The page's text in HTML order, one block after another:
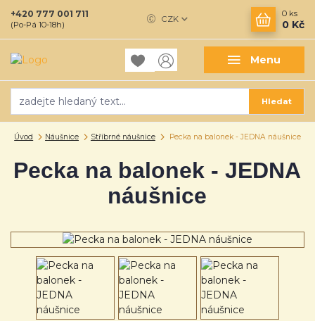
Menu
CZK
Hledat
+420 777 001 711
(Po-Pá 10-18h)
0 ks
0 Kč
Úvod Náušnice Stříbrné náušnice Pecka na balonek - JEDNA náušnice
Pecka na balonek - JEDNA
náušnice